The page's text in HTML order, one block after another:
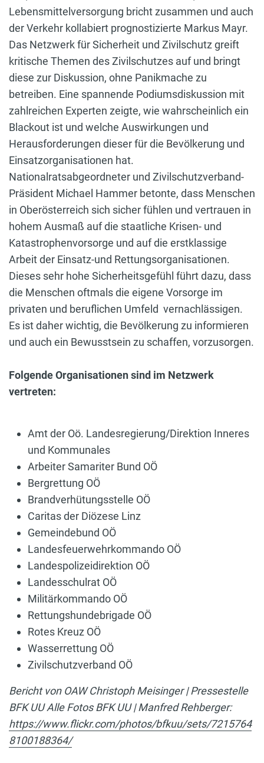
Lebensmittelversorgung bricht zusammen und auch
der Verkehr kollabiert prognostizierte Markus Mayr.
Das Netzwerk für Sicherheit und Zivilschutz greift
kritische Themen des Zivilschutzes auf und bringt
diese zur Diskussion, ohne Panikmache zu
betreiben. Eine spannende Podiumsdiskussion mit
zahlreichen Experten zeigte, wie wahrscheinlich ein
Blackout ist und welche Auswirkungen und
Herausforderungen dieser für die Bevölkerung und
Einsatzorganisationen hat.
Nationalratsabgeordneter und Zivilschutzverband-
Präsident Michael Hammer betonte, dass Menschen
in Oberösterreich sich sicher fühlen und vertrauen in
hohem Ausmaß auf die staatliche Krisen- und
Katastrophenvorsorge und auf die erstklassige
Arbeit der Einsatz-und Rettungsorganisationen.
Dieses sehr hohe Sicherheitsgefühl führt dazu, dass
die Menschen oftmals die eigene Vorsorge im
privaten und beruflichen Umfeld vernachlässigen.
Es ist daher wichtig, die Bevölkerung zu informieren
und auch ein Bewusstsein zu schaffen, vorzusorgen.
Folgende Organisationen sind im Netzwerk
vertreten:
Amt der Oö. Landesregierung/Direktion Inneres
und Kommunales
Arbeiter Samariter Bund OÖ
Bergrettung OÖ
Brandverhütungsstelle OÖ
Caritas der Diözese Linz
Gemeindebund OÖ
Landesfeuerwehrkommando OÖ
Landespolizeidirektion OÖ
Landesschulrat OÖ
Militärkommando OÖ
Rettungshundebrigade OÖ
Rotes Kreuz OÖ
Wasserrettung OÖ
Zivilschutzverband OÖ
Bericht von OAW Christoph Meisinger | Pressestelle
BFK UU Alle Fotos BFK UU | Manfred Rehberger:
https://www.flickr.com/photos/bfkuu/sets/7215764
8100188364/